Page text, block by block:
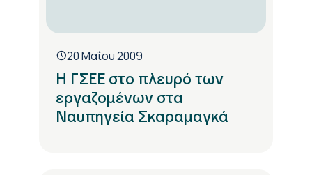
20 Μαΐου 2009
Η ΓΣΕΕ στο πλευρό των
εργαζομένων στα
Ναυπηγεία Σκαραμαγκά